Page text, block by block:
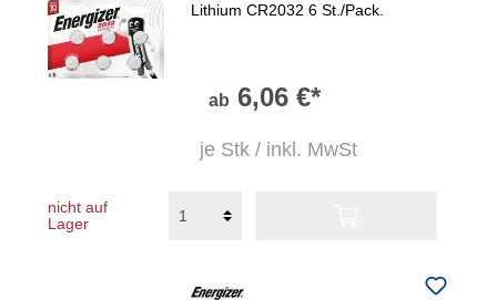
Lithium CR2032 6 St./Pack.
ab 6,06 €*
je Stk / inkl. MwSt
nicht auf
Lager